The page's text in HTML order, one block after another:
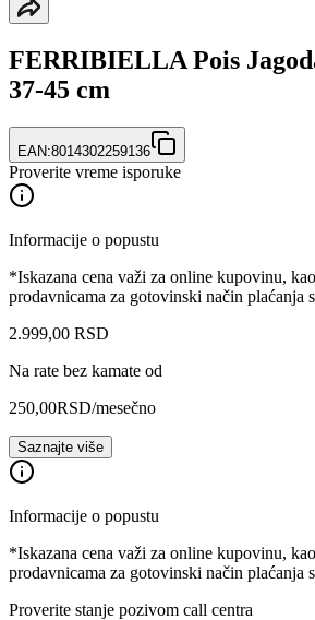
FERRIBIELLA Pois
37-45 cm
EAN:8014302259136
Proverite vreme isporuke
Informacije o popustu
*Iskazana cena važi za online kupovinu,
prodavnicama za gotovinski način plaćanja
2.999,00 RSD
Na rate bez kamate od
250,00RSD/mesečno
Saznajte više
Informacije o popustu
*Iskazana cena važi za online kupovinu,
prodavnicama za gotovinski način plaćanja
Proverite stanje pozivom call centra